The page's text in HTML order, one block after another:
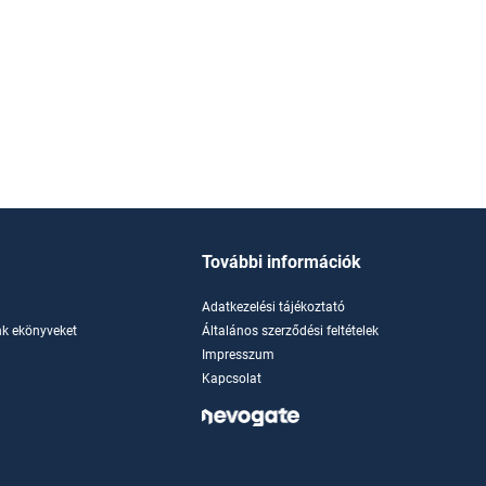
ekönyveket
További információk
Adatkezelési tájékoztató
Általános szerződési feltételek
Impresszum
Kapcsolat